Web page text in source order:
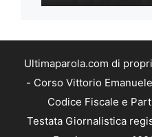
Ultimaparola.com di
- Corso Vittorio
Codice Fiscale e
Testata Giornalistica